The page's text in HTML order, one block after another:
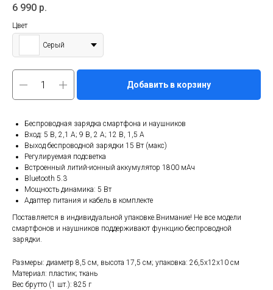
6 990 р.
Цвет
Серый
Добавить в корзину
Беспроводная зарядка смартфона и наушников
Вход: 5 В, 2,1 A; 9 В, 2 A; 12 В, 1,5 A
Выход беспроводной зарядки 15 Вт (макс)
Регулируемая подсветка
Встроенный литий-ионный аккумулятор 1800 мАч
Bluetooth 5.3
Мощность динамика: 5 Вт
Адаптер питания и кабель в комплекте
Поставляется в индивидуальной упаковке.Внимание! Не все модели
смартфонов и наушников поддерживают функцию беспроводной
зарядки.
Размеры: диаметр 8,5 см, высота 17,5 см; упаковка: 26,5x12x10 см
Материал: пластик; ткань
Вес брутто (1 шт.): 825 г